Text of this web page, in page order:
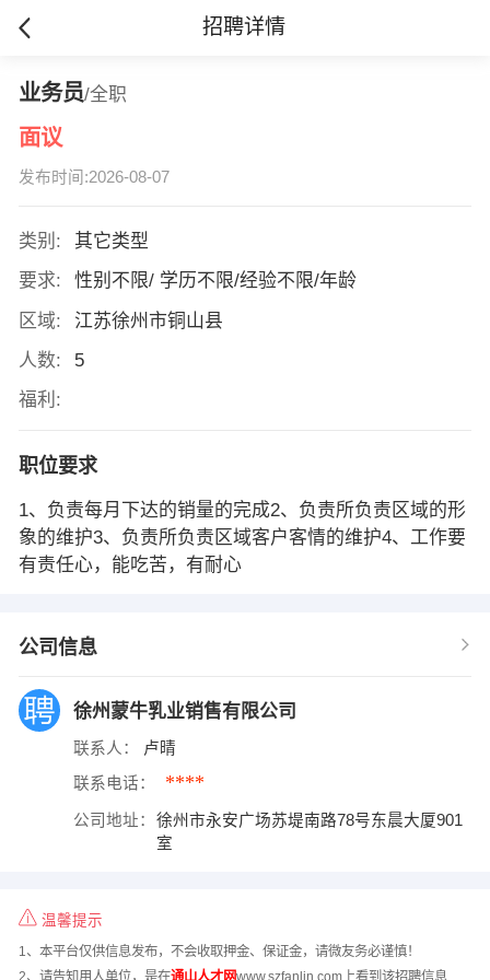
招聘详情
业务员/全职
面议
发布时间:2026-08-07
类别:
其它类型
要求:
性别不限/ 学历不限/经验不限/年龄
区域:
江苏徐州市铜山县
人数:
5
福利:
职位要求
1、负责每月下达的销量的完成2、负责所负责区域的形
象的维护3、负责所负责区域客户客情的维护4、工作要
有责任心，能吃苦，有耐心
公司信息
徐州蒙牛乳业销售有限公司
联系人： 卢晴
联系电话： ****
公司地址：
徐州市永安广场苏堤南路78号东晨大厦901
室
温馨提示
1、本平台仅供信息发布，不会收取押金、保证金，请微友务必谨慎！
2、请告知用人单位，是在通山人才网www.szfanlin.com上看到该招聘信息